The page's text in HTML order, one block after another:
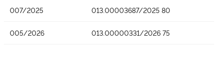
007/2025 013.00003687/2025 80
005/2026 013.00000331/2026 75